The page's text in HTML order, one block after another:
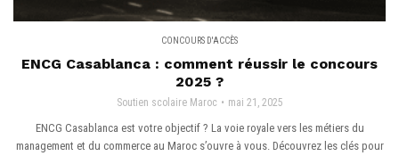
CONCOURS D'ACCÈS
ENCG Casablanca : comment réussir le concours
2025 ?
Soutien scolaire Maroc mai 21, 2025
ENCG Casablanca est votre objectif ? La voie royale vers les métiers du
management et du commerce au Maroc s’ouvre à vous. Découvrez les clés pour